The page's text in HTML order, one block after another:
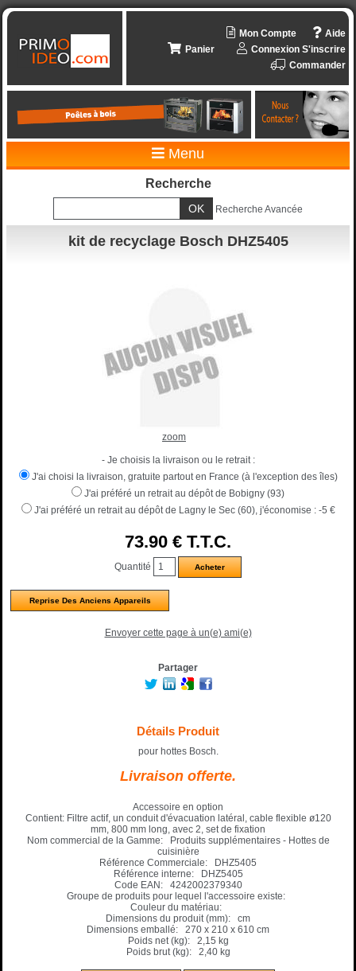
Aide
Mon Compte
Connexion S'inscrire
Panier
Commander
Menu
Recherche
Recherche Avancée
kit de recyclage Bosch DHZ5405
zoom
- Je choisis la livraison ou le retrait :
J'ai choisi la livraison, gratuite partout en France (à l'exception des îles)
J'ai préféré un retrait au dépôt de Bobigny (93)
J'ai préféré un retrait au dépôt de Lagny le Sec (60), j'économise :-5 €
73.90 € T.T.C.
Quantité
Reprise Des Anciens Appareils
Envoyer cette page à un(e) ami(e)
Partager
Détails Produit
pour hottes Bosch.
Livraison offerte.
Accessoire en option
Contient: Filtre actif, un conduit d'évacuation latéral, cable flexible ø120
mm, 800 mm long, avec 2, set de fixation
Nom commercial de la Gamme: Produits supplémentaires - Hottes de
cuisinière
Référence Commerciale: DHZ5405
Référence interne: DHZ5405
Code EAN : 4242002379340
Groupe de produits pour lequel l'accessoire existe:
Couleur du matériau:
Dimensions du produit (mm): cm
Dimensions emballé: 270 x 210 x 610 cm
Poids net (kg): 2,15 kg
Poids brut (kg): 2,40 kg